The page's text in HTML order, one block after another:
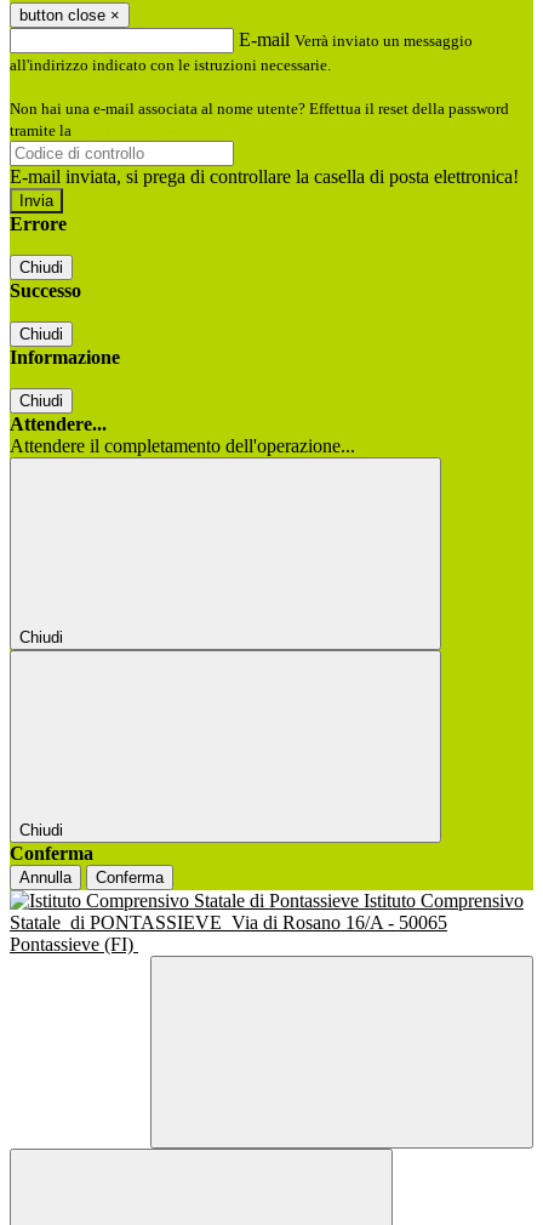
button close ×
E-mail Verrà inviato un messaggio
all'indirizzo indicato con le istruzioni necessarie.
Non hai una e-mail associata al nome utente? Effettua il reset della password
tramite la
E-mail inviata, si prega di controllare la casella di posta elettronica!
Errore
Chiudi
Successo
Chiudi
Informazione
Chiudi
Attendere...
Attendere il completamento dell'operazione...
Chiudi
Chiudi
Conferma
Annulla Conferma
Istituto Comprensivo
Statale di PONTASSIEVE Via di Rosano 16/A - 50065
Pontassieve (FI)